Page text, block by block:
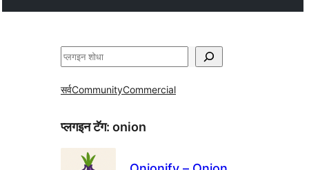
शोधा
सर्वCommunityCommercial
प्लगइन टॅग: onion